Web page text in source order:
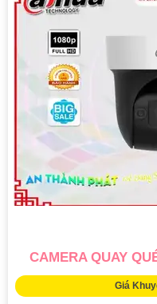
CAMERA QUAY
Giá